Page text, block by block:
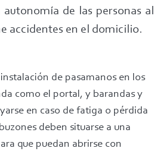
de las personas al
accidentes en el domicilio.
de pasamanos en los
como el portal, y barandas y
en caso de fatiga o pérdida
deben situarse a una
que puedan abrirse con